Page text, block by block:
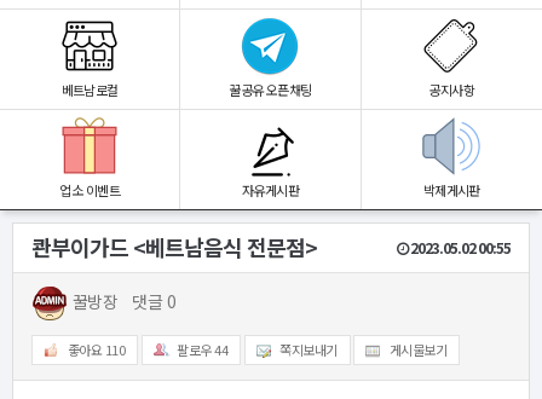
베트남로컬 꿀공유 오픈채팅 공지사항
업소 이벤트 자유게시판 박제게시판
콴부이가드 <베트남음식 전문점> 2023.05.02 00:55
꿀방장 댓글 0
좋아요 110 팔로우44 쪽지보내기 게시물보기